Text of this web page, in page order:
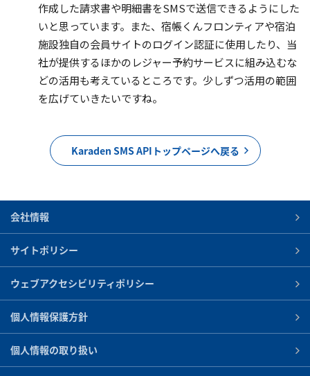
作成した請求書や明細書をSMSで送信できるようにした
いと思っています。また、宿帳くんフロンティアや宿泊
施設独自の会員サイトのログイン認証に使用したり、当
社が提供するほかのレジャー予約サービスに組み込むな
どの活用も考えているところです。少しずつ活用の範囲
を広げていきたいですね。
Karaden SMS APIトップページへ戻る
会社情報
サイトポリシー
ウェブアクセシビリティポリシー
個人情報保護方針
個人情報の取り扱い